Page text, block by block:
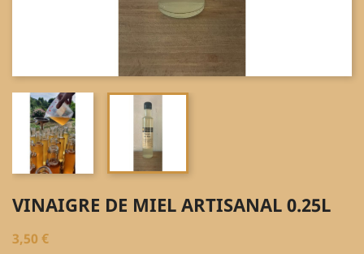
VINAIGRE DE MIEL ARTISANAL 0.25L
3,50 €